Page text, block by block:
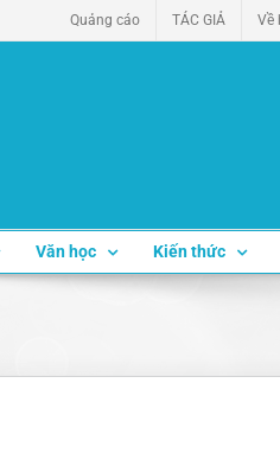
Quảng cáo TÁC GIẢ Về
Văn học Kiến thức